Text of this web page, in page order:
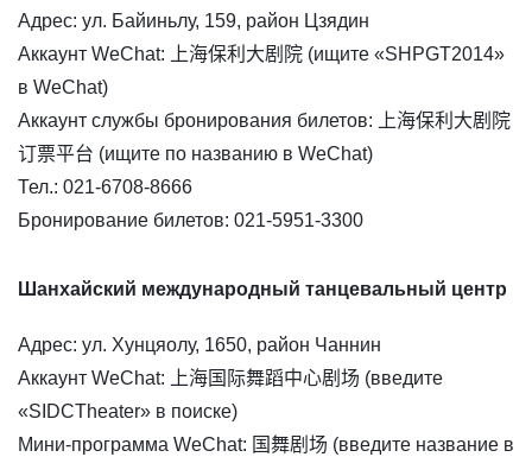
Адрес: ул. Байиньлу, 159, район Цзядин
Аккаунт WeChat: 上海保利大剧院 (ищите «SHPGT2014»
в WeChat)
Аккаунт службы бронирования билетов: 上海保利大剧院
订票平台 (ищите по названию в WeChat)
Тел.: 021-6708-8666
Бронирование билетов: 021-5951-3300
Шанхайский международный танцевальный центр
Адрес: ул. Хунцяолу, 1650, район Чаннин
Аккаунт WeChat: 上海国际舞蹈中心剧场 (введите
«SIDCTheater» в поиске)
Мини-программа WeChat: 国舞剧场 (введите название в